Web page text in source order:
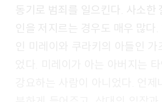
동기로 범죄를 일으킨다. 사소한
인을 저지르는 경우도 매우 많다